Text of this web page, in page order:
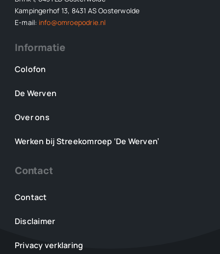
Kampingerhof 13, 8431 AS Oosterwolde
E-mail: info@omroepodrie.nl
Informatie
Colofon
De Werven
Over ons
Werken bij Streekomroep ‘De Werven’
Contact
Contact
Disclaimer
Privacy verklaring